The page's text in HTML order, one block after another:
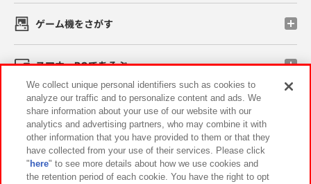
ゲーム機をさがす
スマホ・PCであそぶ
イベント・キャンペーン
関連会社 サステナビリティ サイトポリシー
We collect unique personal identifiers such as cookies to
analyze our traffic and to personalize content and ads. We
share information about your use of our website with our
analytics and advertising partners, who may combine it with
other information that you have provided to them or that they
have collected from your use of their services. Please click
" here" to see more details about how we use cookies and
the retention period of each cookie. You have the right to opt